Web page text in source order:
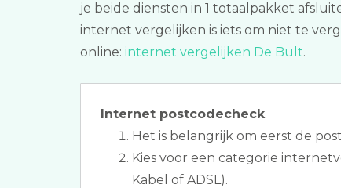
je beide diensten in 1 totaalpakket
internet vergelijken is iets om niet te
online: internet vergelijken De Bult.
Internet postcodecheck
Het is belangrijk om eerst de
Kies voor een categorie
Kabel of ADSL).